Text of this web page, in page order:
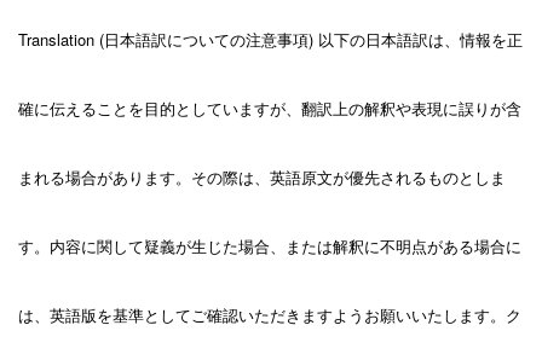
Translation (日本語訳についての注意事項) 以下の日本語訳は、情報を正
確に伝えることを目的としていますが、翻訳上の解釈や表現に誤りが含
まれる場合があります。その際は、英語原文が優先されるものとしま
す。内容に関して疑義が生じた場合、または解釈に不明点がある場合に
は、英語版を基準としてご確認いただきますようお願いいたします。ク